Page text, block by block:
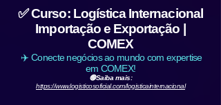
✅ Curso: Logística Internacional
Importação e Exportação |
COMEX
✈️ Conecte negócios ao mundo com expertise
em COMEX!
🟢Saiba mais:
https://www.logisticosoficial.com/logisticainternacional